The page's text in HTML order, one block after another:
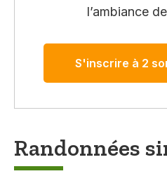
l’ambiance
S'inscrire à 2
Randonnées